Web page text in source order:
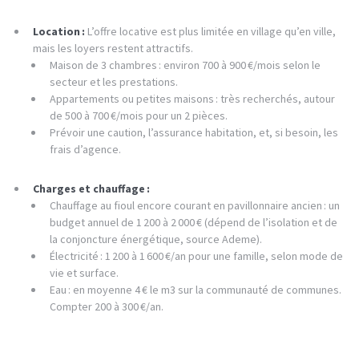
Location : L’offre locative est plus limitée en village qu’en ville,
mais les loyers restent attractifs.
Maison de 3 chambres : environ 700 à 900 €/mois selon le
secteur et les prestations.
Appartements ou petites maisons : très recherchés, autour
de 500 à 700 €/mois pour un 2 pièces.
Prévoir une caution, l’assurance habitation, et, si besoin, les
frais d’agence.
Charges et chauffage :
Chauffage au fioul encore courant en pavillonnaire ancien : un
budget annuel de 1 200 à 2 000 € (dépend de l’isolation et de
la conjoncture énergétique, source Ademe).
Électricité : 1 200 à 1 600 €/an pour une famille, selon mode de
vie et surface.
Eau : en moyenne 4 € le m3 sur la communauté de communes.
Compter 200 à 300 €/an.